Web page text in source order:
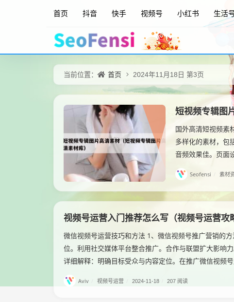
首页 抖音 快手 视频号 小红书 生活
当前位置： 首页 2024年11月18日 第3页
短视频专辑图
国外高清短视频素
多样化的素材，包
音频效果佳。页面
Seofensi 素材
视频号运营入门推荐怎么写（视频号运营攻
微信视频号运营技巧和方法 1、微信视频号推广营销的
位。利用社交媒体平台整合推广。合作与联盟扩大影响
详细解释：明确目标受众与内容定位。在推广微信视频
Aviv 视频号运营 2024-11-18 207 阅读